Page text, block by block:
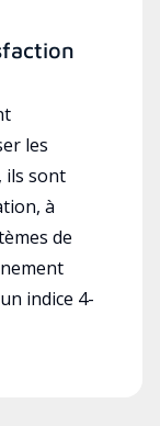
les
ils sont
à
de
indice 4-